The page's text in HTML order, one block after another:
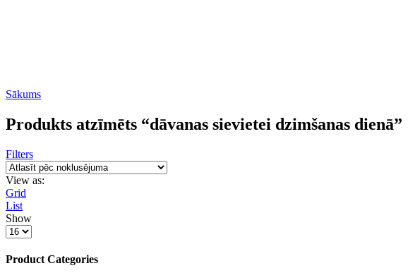
Sākums
Produkts atzīmēts “dāvanas sievietei dzimšanas dienā”
Filters
View as:
Grid
List
Show
Product Categories